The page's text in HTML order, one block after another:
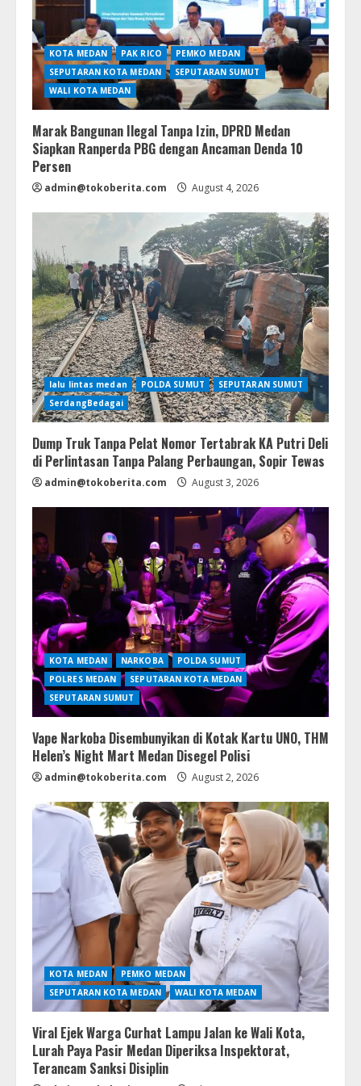
KOTA MEDAN PAK RICO
PEMKO MEDAN
SEPUTARAN KOTA MEDAN
SEPUTARAN SUMUT
WALI KOTA MEDAN
Marak Bangunan Ilegal Tanpa Izin, DPRD Medan
Siapkan Ranperda PBG dengan Ancaman Denda 10
Persen
admin@tokoberita.com August 4, 2026
lalu lintas medan POLDA SUMUT
SEPUTARAN SUMUT
SerdangBedagai
Dump Truk Tanpa Pelat Nomor Tertabrak KA Putri Deli
di Perlintasan Tanpa Palang Perbaungan, Sopir Tewas
admin@tokoberita.com August 3, 2026
KOTA MEDAN NARKOBA
POLDA SUMUT
POLRES MEDAN
SEPUTARAN KOTA MEDAN
SEPUTARAN SUMUT
Vape Narkoba Disembunyikan di Kotak Kartu UNO, THM
Helen’s Night Mart Medan Disegel Polisi
admin@tokoberita.com August 2, 2026
KOTA MEDAN
PEMKO MEDAN
SEPUTARAN KOTA MEDAN
WALI KOTA MEDAN
Viral Ejek Warga Curhat Lampu Jalan ke Wali Kota,
Lurah Paya Pasir Medan Diperiksa Inspektorat,
Terancam Sanksi Disiplin